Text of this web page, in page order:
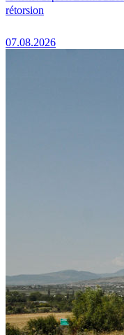
rétorsion
07.08.2026